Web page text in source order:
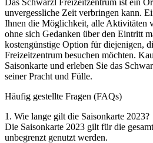
unvergessliche Zeit verbringen kann.
Ihnen die Möglichkeit, alle Aktivitäten
ohne sich Gedanken über den Eintritt
kostengünstige Option für diejenigen,
Freizeitzentrum besuchen möchten.
Saisonkarte und erleben Sie das
seiner Pracht und Fülle.
Häufig gestellte Fragen (FAQs)
1. Wie lange gilt die Saisonkarte 2023?
Die Saisonkarte 2023 gilt für die
unbegrenzt genutzt werden.